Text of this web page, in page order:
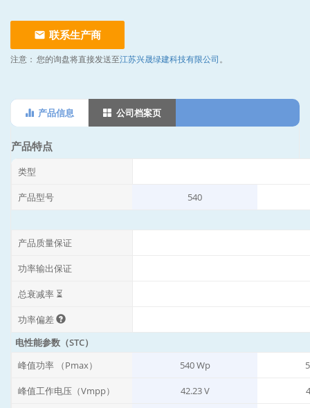
联系生产商
注意： 您的询盘将直接发送至江苏兴晟绿建科技有限公司 。
产品信息 公司档案页
产品特点
类型
产品型号 540
产品质量保证
功率输出保证
总衰减率 ⏳
功率偏差
电性能参数（STC）
峰值功率 （Pmax）
540 Wp
峰值工作电压（Vmpp） 42.23 V